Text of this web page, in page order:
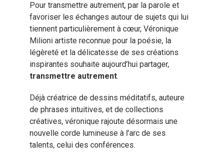
Pour transmettre autrement, par la parole et
favoriser les échanges autour de sujets qui lui
tiennent particulièrement à cœur, Véronique
Milioni artiste reconnue pour la poésie, la
légèreté et la délicatesse de ses créations
inspirantes souhaite aujourd’hui partager,
transmettre autrement.
Déjà créatrice de dessins méditatifs, auteure
de phrases intuitives, et de collections
créatives, véronique rajoute désormais une
nouvelle corde lumineuse à l’arc de ses
talents, celui des conférences.